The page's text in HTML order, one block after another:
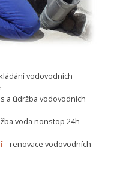
vodovodních
a údržba vodovodních
voda nonstop 24h –
– renovace vodovodních